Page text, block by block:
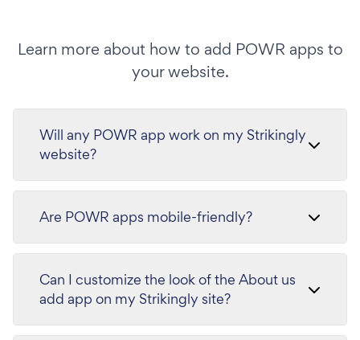
Learn more about how to add POWR apps to
your website.
Will any POWR app work on my Strikingly
website?
Are POWR apps mobile-friendly?
Can I customize the look of the About us
add app on my Strikingly site?